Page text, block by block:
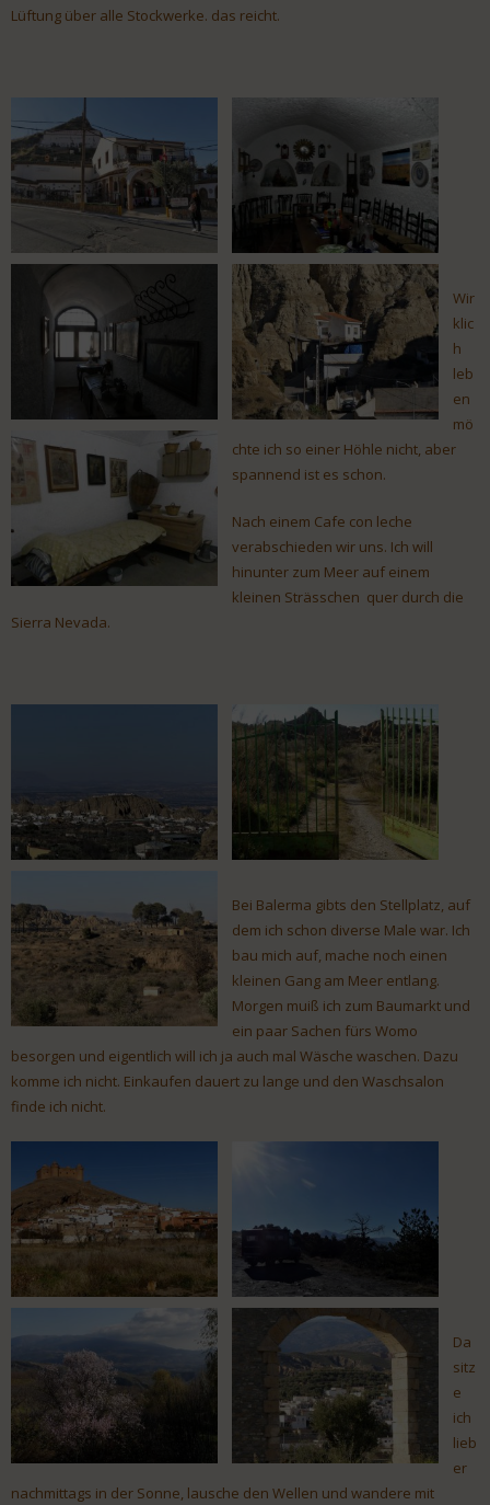
Lüftung über alle Stockwerke. das reicht.
Wir
klic
h
leb
en
mö
chte ich so einer Höhle nicht, aber
spannend ist es schon.
Nach einem Cafe con leche
verabschieden wir uns. Ich will
hinunter zum Meer auf einem
kleinen Strässchen quer durch die
Sierra Nevada.
Bei Balerma gibts den Stellplatz, auf
dem ich schon diverse Male war. Ich
bau mich auf, mache noch einen
kleinen Gang am Meer entlang.
Morgen muiß ich zum Baumarkt und
ein paar Sachen fürs Womo
besorgen und eigentlich will ich ja auch mal Wäsche waschen. Dazu
komme ich nicht. Einkaufen dauert zu lange und den Waschsalon
finde ich nicht.
Da
sitz
e
ich
lieb
er
nachmittags in der Sonne, lausche den Wellen und wandere mit